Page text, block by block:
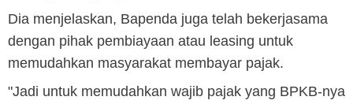
Dia menjelaskan, Bapenda juga telah bekerjasama
dengan pihak pembiayaan atau leasing untuk
memudahkan masyarakat membayar pajak.
"Jadi untuk memudahkan wajib pajak yang BPKB-nya